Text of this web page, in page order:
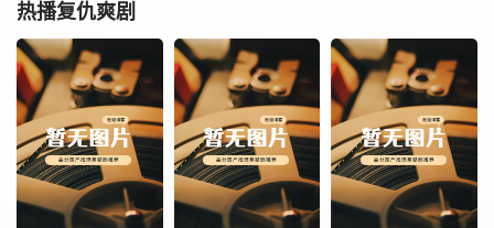
热播复仇爽剧